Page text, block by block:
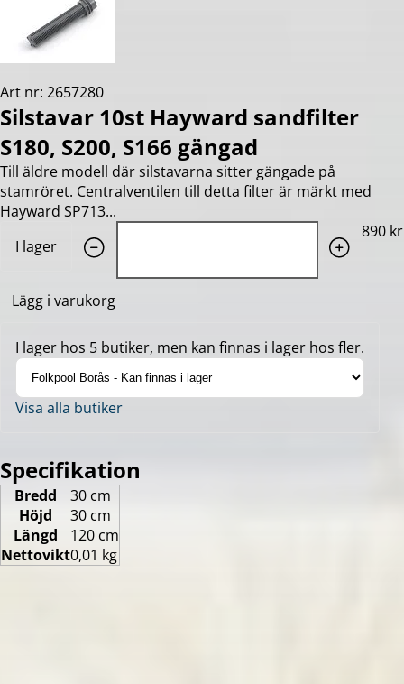
Art nr: 2657280
Silstavar 10st Hayward sandfilter
S180, S200, S166 gängad
Till äldre modell där silstavarna sitter gängade på
stamröret. Centralventilen till detta filter är märkt med
Hayward SP713...
I lager
890 kr
Lägg i varukorg
I lager hos 5 butiker, men kan finnas i lager hos fler.
Visa alla butiker
Specifikation
Bredd
30 cm
Höjd
30 cm
Längd
120 cm
Nettovikt0,01 kg